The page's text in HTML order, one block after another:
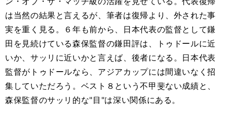
は当然の結果と言えるが、筆者は復帰より、外された事
実を重く見る。６年も前から、日本代表の監督として鎌
田を見続けている森保監督の鎌田評は、トゥドールに近
いか、サッリに近いかと言えば、後者になる。日本代表
監督がトゥドールなら、アジアカップには間違いなく招
集していただろう。ベスト８という不甲斐ない成績と、
森保監督のサッリ的な"目"は深い関係にある。